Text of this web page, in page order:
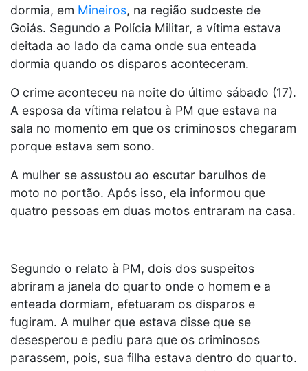
dormia, em Mineiros, na região sudoeste de
Goiás. Segundo a Polícia Militar, a vítima estava
deitada ao lado da cama onde sua enteada
dormia quando os disparos aconteceram.
O crime aconteceu na noite do último sábado (17).
A esposa da vítima relatou à PM que estava na
sala no momento em que os criminosos chegaram
porque estava sem sono.
A mulher se assustou ao escutar barulhos de
moto no portão. Após isso, ela informou que
quatro pessoas em duas motos entraram na casa.
Segundo o relato à PM, dois dos suspeitos
abriram a janela do quarto onde o homem e a
enteada dormiam, efetuaram os disparos e
fugiram. A mulher que estava disse que se
desesperou e pediu para que os criminosos
parassem, pois, sua filha estava dentro do quarto.